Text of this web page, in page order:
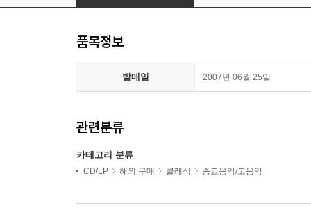
품목정보
발매일 2007년 06월 25일
관련분류
카테고리 분류
CD/LP 해외 구매 클래식 종교음악/고음악